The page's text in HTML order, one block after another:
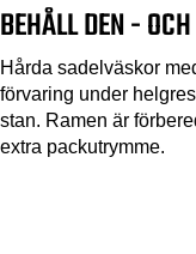
BEHÅLL DEN -
Hårda sadelväskor
förvaring under
stan. Ramen är
extra packutrymme.